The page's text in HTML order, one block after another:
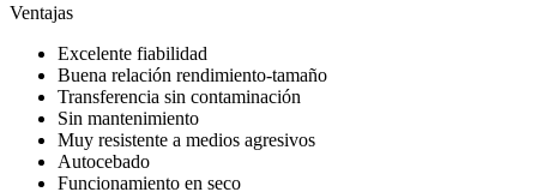
Ventajas
Excelente fiabilidad
Buena relación rendimiento-tamaño
Transferencia sin contaminación
Sin mantenimiento
Muy resistente a medios agresivos
Autocebado
Funcionamiento en seco